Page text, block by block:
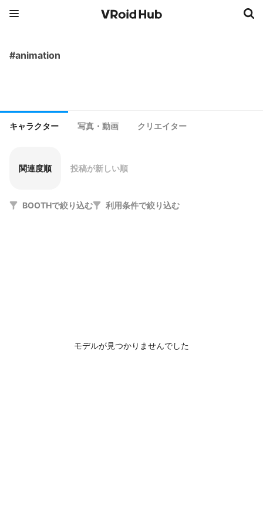
#animation
キャラクター 写真・動画 クリエイター
関連度順 投稿が新しい順
BOOTHで絞り込む 利用条件で絞り込む
モデルが見つかりませんでした